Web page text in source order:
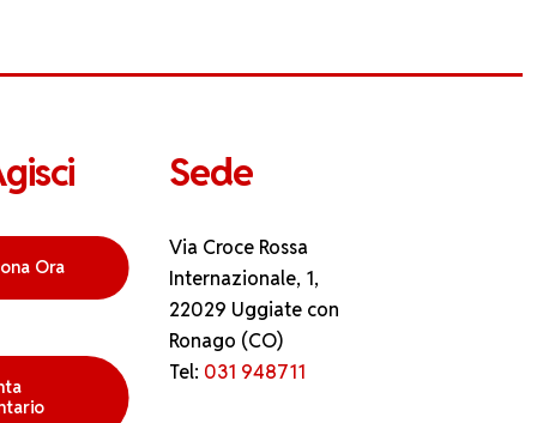
Ora
Sede
Via Croce Rossa
Internazionale, 1,
22029 Uggiate con
Ronago (CO)
Tel: 031 948711